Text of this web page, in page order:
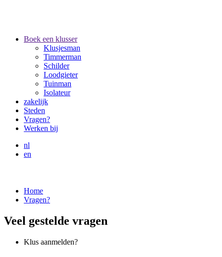
Boek een klusser
Klusjesman
Timmerman
Schilder
Loodgieter
Tuinman
Isolateur
zakelijk
Steden
Vragen?
Werken bij
nl
en
Home
Vragen?
Veel gestelde vragen
Klus aanmelden?